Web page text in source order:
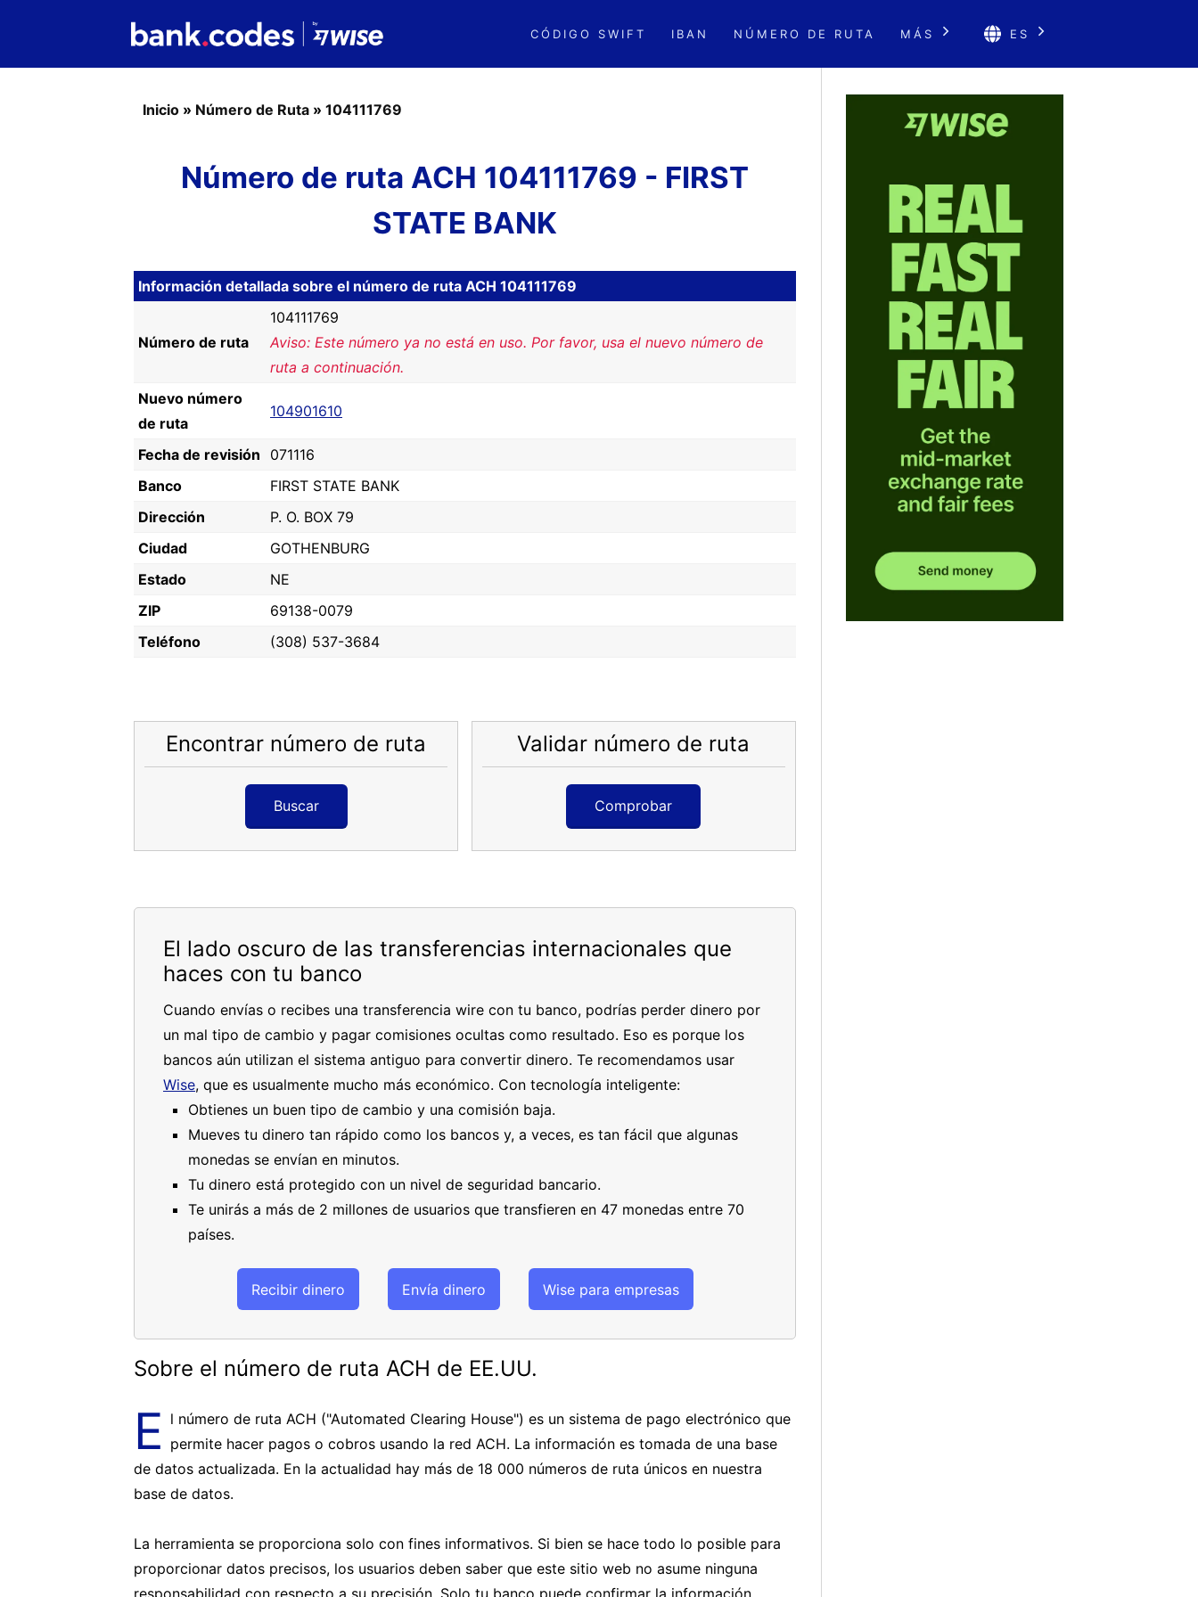
CÓDIGO SWIFT IBAN NÚMERO DE RUTA MÁS ES
Inicio » Número de Ruta » 104111769
Número de ruta ACH 104111769 - FIRST
STATE BANK
Información detallada sobre el número de ruta ACH 104111769
Número de ruta
104111769
Aviso: Este número ya no está en uso. Por favor, usa el nuevo número de
ruta a continuación.
Nuevo número
de ruta
104901610
Fecha de revisión
071116
Banco
FIRST STATE BANK
Dirección
P. O. BOX 79
Ciudad
GOTHENBURG
Estado
NE
ZIP
69138-0079
Teléfono
(308) 537-3684
Encontrar número de ruta
Buscar
Validar número de ruta
Comprobar
El lado oscuro de las transferencias internacionales que
haces con tu banco
Cuando envías o recibes una transferencia wire con tu banco, podrías perder dinero por
un mal tipo de cambio y pagar comisiones ocultas como resultado. Eso es porque los
bancos aún utilizan el sistema antiguo para convertir dinero. Te recomendamos usar
Wise, que es usualmente mucho más económico. Con tecnología inteligente:
Obtienes un buen tipo de cambio y una comisión baja.
Mueves tu dinero tan rápido como los bancos y, a veces, es tan fácil que algunas
monedas se envían en minutos.
Tu dinero está protegido con un nivel de seguridad bancario.
Te unirás a más de 2 millones de usuarios que transfieren en 47 monedas entre 70
países.
Recibir dinero Envía dinero Wise para empresas
Sobre el número de ruta ACH de EE.UU.
E l número de ruta ACH ("Automated Clearing House") es un sistema de pago electrónico que
permite hacer pagos o cobros usando la red ACH. La información es tomada de una base
de datos actualizada. En la actualidad hay más de 18 000 números de ruta únicos en nuestra
base de datos.
La herramienta se proporciona solo con fines informativos. Si bien se hace todo lo posible para
proporcionar datos precisos, los usuarios deben saber que este sitio web no asume ninguna